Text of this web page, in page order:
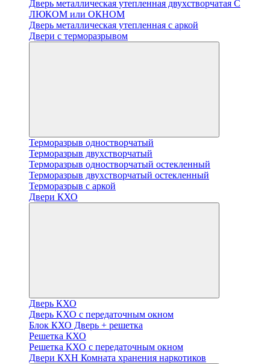
Дверь металлическая утепленная двухстворчатая С
ЛЮКОМ или ОКНОМ
Дверь металлическая утепленная с аркой
Двери с терморазрывом
Терморазрыв одностворчатый
Терморазрыв двухстворчатый
Терморазрыв одностворчатый остекленный
Терморазрыв двухстворчатый остекленный
Терморазрыв с аркой
Двери КХО
Дверь КХО
Дверь КХО с передаточным окном
Блок КХО Дверь + решетка
Решетка КХО
Решетка КХО с передаточным окном
Двери КХН Комната хранения наркотиков